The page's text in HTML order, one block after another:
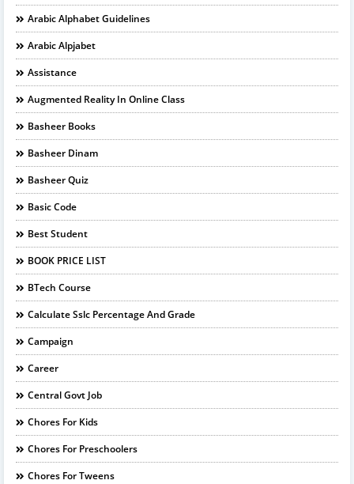
Arabic Alphabet Guidelines
Arabic Alpjabet
Assistance
Augmented Reality In Online Class
Basheer Books
Basheer Dinam
Basheer Quiz
Basic Code
Best Student
BOOK PRICE LIST
BTech Course
Calculate Sslc Percentage And Grade
Campaign
Career
Central Govt Job
Chores For Kids
Chores For Preschoolers
Chores For Tweens